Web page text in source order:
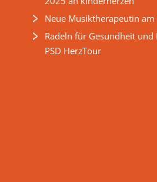
Neue Musiktherapeutin am
Radeln für Gesundheit
PSD HerzTour